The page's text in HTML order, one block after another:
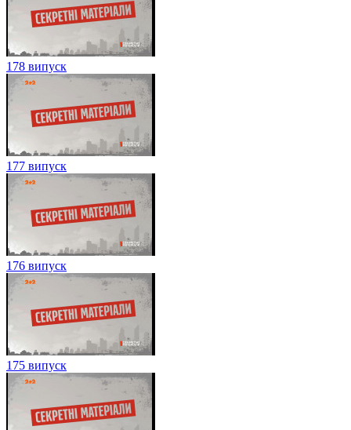
178 випуск
177 випуск
176 випуск
175 випуск